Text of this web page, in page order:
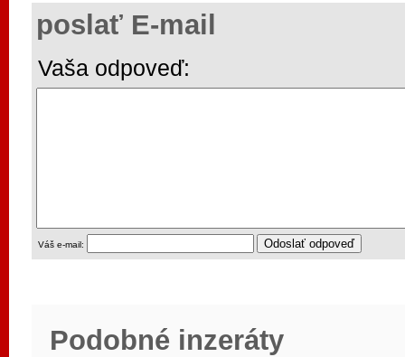
poslať E-mail
Vaša odpoveď:
Váš e-mail:
Podobné inzeráty